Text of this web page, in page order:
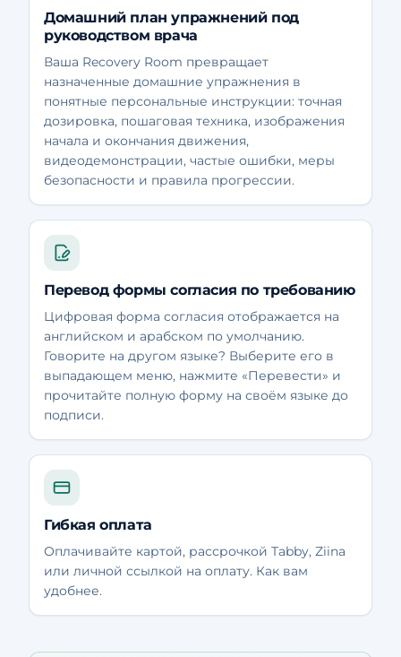
Домашний план упражнений под
руководством врача
Ваша Recovery Room превращает
назначенные домашние упражнения в
понятные персональные инструкции: точная
дозировка, пошаговая техника, изображения
начала и окончания движения,
видеодемонстрации, частые ошибки, меры
безопасности и правила прогрессии.
Перевод формы согласия по требованию
Цифровая форма согласия отображается на
английском и арабском по умолчанию.
Говорите на другом языке? Выберите его в
выпадающем меню, нажмите «Перевести» и
прочитайте полную форму на своём языке до
подписи.
Гибкая оплата
Оплачивайте картой, рассрочкой Tabby, Ziina
или личной ссылкой на оплату. Как вам
удобнее.